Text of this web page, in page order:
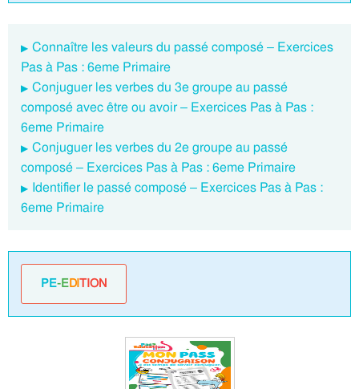
Connaître les valeurs du passé composé – Exercices
Pas à Pas : 6eme Primaire
Conjuguer les verbes du 3e groupe au passé
composé avec être ou avoir – Exercices Pas à Pas :
6eme Primaire
Conjuguer les verbes du 2e groupe au passé
composé – Exercices Pas à Pas : 6eme Primaire
Identifier le passé composé – Exercices Pas à Pas :
6eme Primaire
PE-EDITION